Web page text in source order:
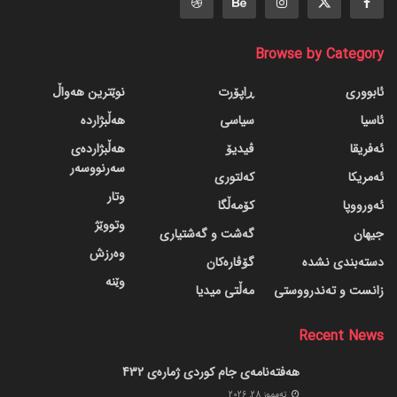
Browse by Category
ئابووری
ئاسیا
ئەفریقا
ئەمریکا
ئەورووپا
جیهان
دسته‌بندی نشده
زانست و تەندرووستی
ڕاپۆرت
سیاسی
ڤیدیۆ
کەلتوری
کۆمەڵگا
گه‌شت و گه‌شتیاری
گۆڤاره‌کان
مەڵتی میدیا
نوێترین هەواڵ
هەڵبژاردە
هەڵبژاردەی
سەرنووسەر
وتار
وتووێژ
وەرزش
وێنە
Recent News
هەفتەنامەی جام کوردی ژمارەی 432